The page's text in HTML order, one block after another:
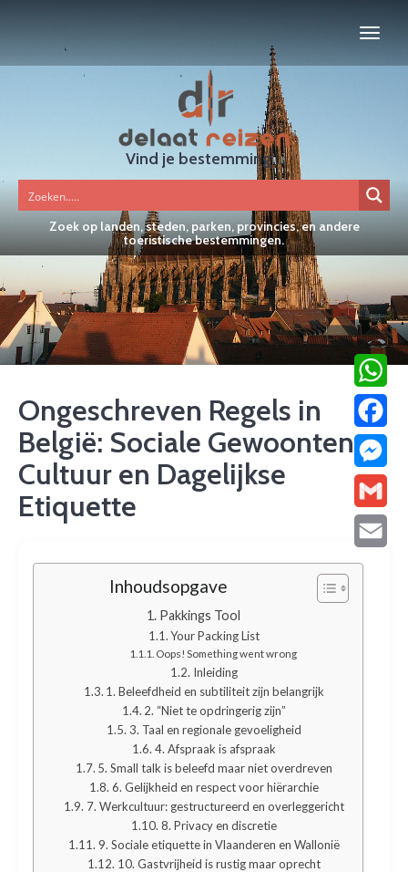
Vind je bestemming...
Zoek op landen, steden, parken, provincies, en andere
toeristische bestemmingen.
Ongeschreven Regels in
België: Sociale Gewoonten,
Cultuur en Dagelijkse
Etiquette
Inhoudsopgave
Pakkings Tool
Your Packing List
Oops! Something went wrong
Inleiding
1. Beleefdheid en subtiliteit zijn belangrijk
2. “Niet te opdringerig zijn”
3. Taal en regionale gevoeligheid
4. Afspraak is afspraak
5. Small talk is beleefd maar niet overdreven
6. Gelijkheid en respect voor hiërarchie
7. Werkcultuur: gestructureerd en overleggericht
8. Privacy en discretie
9. Sociale etiquette in Vlaanderen en Wallonië
10. Gastvrijheid is rustig maar oprecht
Gmail
Email